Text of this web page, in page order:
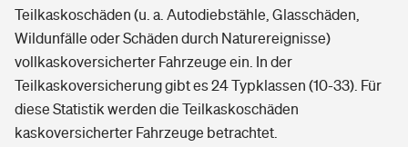
Teilkaskoschäden (u. a. Autodiebstähle, Glasschäden,
Wildunfälle oder Schäden durch Naturereignisse)
vollkaskoversicherter Fahrzeuge ein. In der
Teilkaskoversicherung gibt es 24 Typklassen (10-33). Für
diese Statistik werden die Teilkaskoschäden
kaskoversicherter Fahrzeuge betrachtet.